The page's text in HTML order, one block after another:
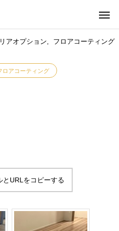
アオプション フロアコーティング
ロアコーティング
とURLをコピーする